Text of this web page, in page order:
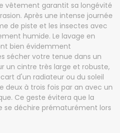
vêtement garantit sa longévité
Après une intense journée
de piste et les insectes avec
humide. Le lavage en
bien évidemment
sécher votre tenue dans un
un cintre très large et robuste,
d'un radiateur ou du soleil
deux à trois fois par an avec un
Ce geste évitera que la
se déchire prématurément lors